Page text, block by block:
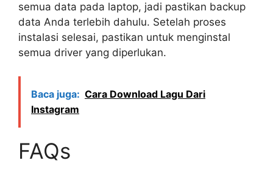
semua data pada laptop, jadi pastikan backup
data Anda terlebih dahulu. Setelah proses
instalasi selesai, pastikan untuk menginstal
semua driver yang diperlukan.
Baca juga: Cara Download Lagu Dari
Instagram
FAQs